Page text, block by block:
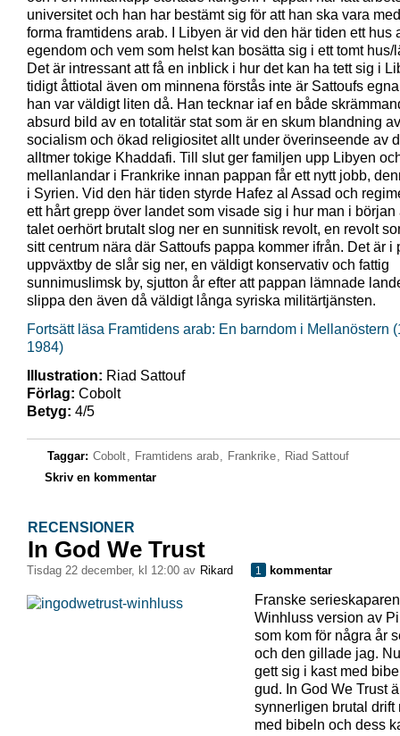
universitet och han har bestämt sig för att han ska vara
forma framtidens arab. I Libyen är vid den här tiden ett hus
egendom och vem som helst kan bosätta sig i ett tomt hus/
Det är intressant att få en inblick i hur det kan ha tett sig i
tidigt åttiotal även om minnena förstås inte är Sattoufs
han var väldigt liten då. Han tecknar iaf en både
absurd bild av en totalitär stat som är en skum blandning av
socialism och ökad religiositet allt under överinseende av
alltmer tokige Khaddafi. Till slut ger familjen upp Libyen
mellanlandar i Frankrike innan pappan får ett nytt jobb,
i Syrien. Vid den här tiden styrde Hafez al Assad och
ett hårt grepp över landet som visade sig i hur man i början
talet oerhört brutalt slog ner en sunnitisk revolt, en revolt
sitt centrum nära där Sattoufs pappa kommer ifrån. Det är i
uppväxtby de slår sig ner, en väldigt konservativ och fattig
sunnimuslimsk by, sjutton år efter att pappan lämnade
slippa den även då väldigt långa syriska militärtjänsten.
Fortsätt läsa Framtidens arab: En barndom i Mellanöstern
1984)
Illustration: Riad Sattouf
Förlag: Cobolt
Betyg: 4/5
Taggar: Cobolt, Framtidens arab, Frankrike, Riad Sattouf
Skriv en kommentar
RECENSIONER
In God We Trust
tisdag 22 december, kl 12:00 av Rikard 1 kommentar
Franske serieskaparen
Winhluss version av
som kom för några år
och den gillade jag.
gett sig i kast med
gud. In God We Trust
synnerligen brutal drift
med bibeln och dess